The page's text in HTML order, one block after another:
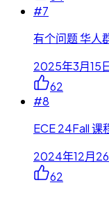
#7
有个问题 华人
2025年3月15
62
#8
ECE 24Fall 课
2024年12月
62